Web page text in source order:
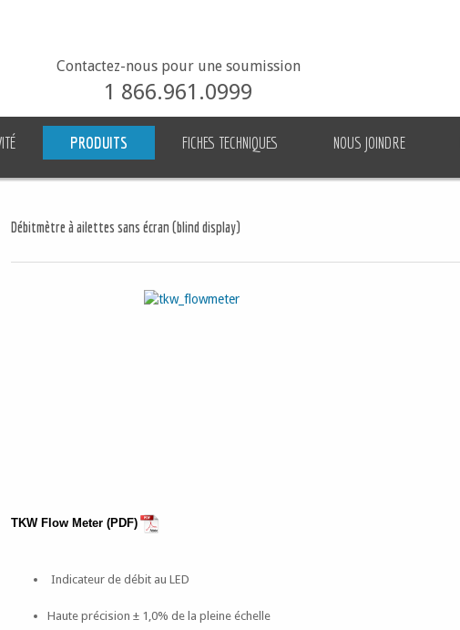
Contactez-nous pour une soumission
1 866.961.0999
PRODUITS FICHES TECHNIQUES NOUS JOINDRE
Débitmètre à ailettes sans écran (blind display)
TKW Flow Meter (PDF)
Indicateur de débit au LED
Haute précision ± 1,0% de la pleine échelle